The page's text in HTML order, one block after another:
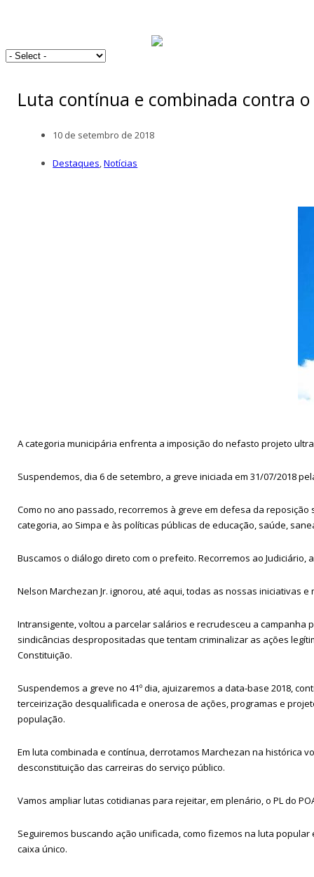
Luta contínua e combinada contra
10 de setembro de 2018
Destaques,Notícias
A categoria municipária enfrenta a imposição do nefasto projeto
Suspendemos, dia 6 de setembro, a greve iniciada em 31/07/2018
Como no ano passado, recorremos à greve em defesa da
categoria, ao Simpa e às políticas públicas de educação, saúde,
Buscamos o diálogo direto com o prefeito. Recorremos ao
Nelson Marchezan Jr. ignorou, até aqui, todas as nossas iniciativas e
Intransigente, voltou a parcelar salários e recrudesceu a
sindicâncias despropositadas que tentam criminalizar as ações
Constituição.
Suspendemos a greve no 41º dia, ajuizaremos a data-base 2018,
terceirização desqualificada e onerosa de ações, programas e
população.
Em luta combinada e contínua, derrotamos Marchezan na histórica
desconstituição das carreiras do serviço público.
Vamos ampliar lutas cotidianas para rejeitar, em plenário, o PL do
Seguiremos buscando ação unificada, como fizemos na luta
caixa único.